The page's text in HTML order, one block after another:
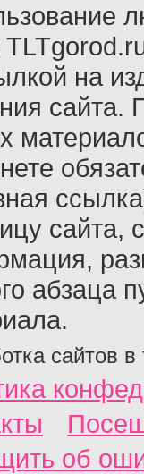
на
сайта.
сайта,
абзаца
сайтов в
об